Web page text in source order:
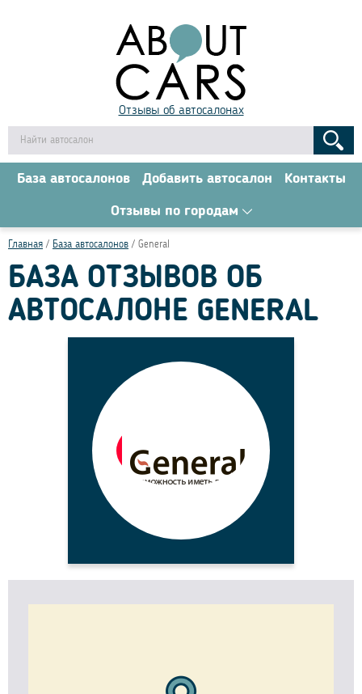
Отзывы об автосалонах
База автосалонов Добавить автосалон Контакты
Отзывы по городам
Главная База автосалонов General
БАЗА ОТЗЫВОВ ОБ
АВТОСАЛОНЕ GENERAL